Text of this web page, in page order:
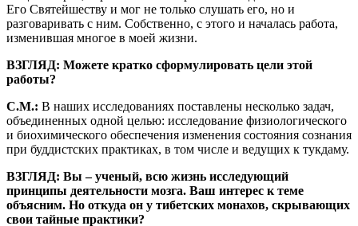
Его Святейшеству и мог не только слушать его, но и
разговаривать с ним. Собственно, с этого и началась работа,
изменившая многое в моей жизни.
ВЗГЛЯД: Можете кратко сформулировать цели этой
работы?
С.М.: В наших исследованиях поставлены несколько задач,
объединенных одной целью: исследование физиологического
и биохимического обеспечения изменения состояния сознания
при буддистских практиках, в том числе и ведущих к тукдаму.
ВЗГЛЯД: Вы–ученый, всю жизнь исследующий
принципы деятельности мозга. Ваш интерес к теме
объясним. Но откуда он у тибетских монахов, скрывающих
свои тайные практики?